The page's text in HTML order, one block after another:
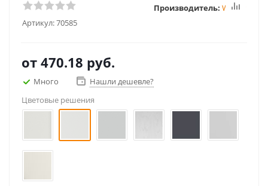
Артикул:70585
Производитель: Winter
от 470.18 руб.
Много
Нашли дешевле?
Цветовые решения